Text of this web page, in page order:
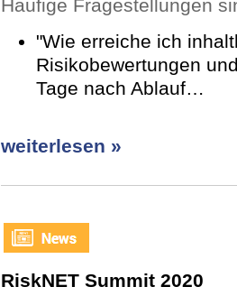
Häufige Fragestellungen
"Wie erreiche ich
Risikobewertungen
Tage nach Ablauf…
weiterlesen »
RiskNET Summit 2020